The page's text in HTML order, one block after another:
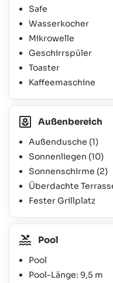
Safe
Wasserkocher
Mikrowelle
Geschirrspüler
Toaster
Kaffeemaschine
Außenbereich
Außendusche (1)
Sonnenliegen (10)
Sonnenschirme (2)
Überdachte
Fester Grillplatz
Pool
Pool
Pool-Länge: 9,5 m